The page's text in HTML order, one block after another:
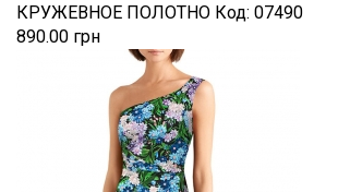
КРУЖЕВНОЕ ПОЛОТНО Код: 07490
890.00 грн